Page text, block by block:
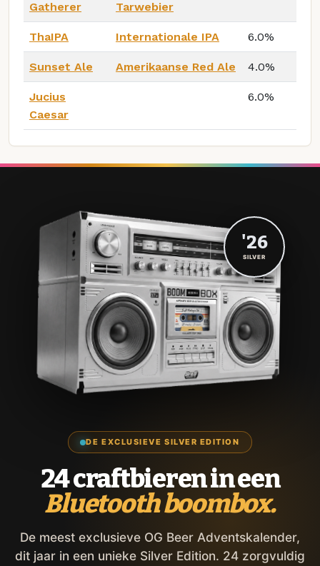
Gatherer Tarwebier
ThaIPA Internationale IPA 6.0%
Sunset Ale Amerikaanse Red Ale 4.0%
Jucius
Caesar
6.0%
DE EXCLUSIEVE SILVER EDITION
24 craftbieren in een
Bluetooth boombox.
De meest exclusieve OG Beer Adventskalender,
dit jaar in een unieke Silver Edition. 24 zorgvuldig
'26
SILVER